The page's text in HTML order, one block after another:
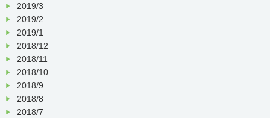
2019/3
2019/2
2019/1
2018/12
2018/11
2018/10
2018/9
2018/8
2018/7